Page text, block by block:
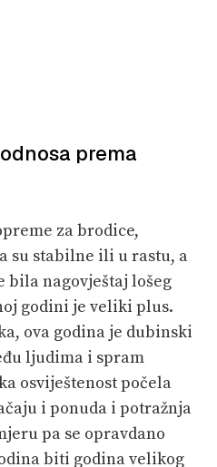
prema
za brodice,
su stabilne ili u rastu, a
bila nagovještaj lošeg
godini je veliki plus.
ova godina je dubinski
ljudima i spram
osviještenost počela
i ponuda i potražnja
pa se opravdano
biti godina velikog